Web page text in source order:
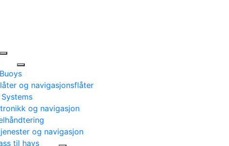
og navigasjonsflåter
Systems
og navigasjon
og navigasjon
til havs